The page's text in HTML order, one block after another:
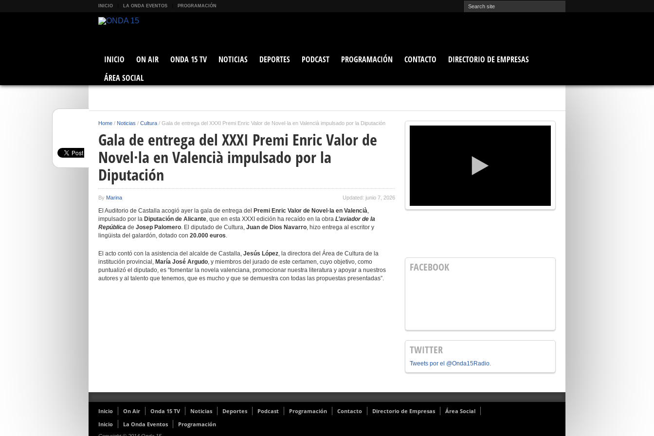
INICIO LA ONDA EVENTOS PROGRAMACIÓN
INICIO ON AIR ONDA 15 TV NOTICIAS DEPORTES PODCAST PROGRAMACIÓN CONTACTO
DIRECTORIO DE EMPRESAS
ÁREA SOCIAL
Home / Noticias / Cultura / Gala de entrega del XXXI Premi Enric Valor de Novel·la en Valencià impulsado por la Diputación
Gala de entrega del XXXI Premi Enric Valor de
Novel·la en Valencià impulsado por la
Diputación
By Marina Updated: junio 7, 2026
El Auditorio de Castalla acogió ayer la gala de entrega del Premi Enric Valor de Novel·la en Valencià,
impulsado por la Diputación de Alicante, que en esta XXXI edición ha recaído en la obra L’aviador de la
República de Josep Palomero. El diputado de Cultura, Juan de Dios Navarro, hizo entrega al escritor y
lingüista del galardón, dotado con 20.000 euros.
El acto contó con la asistencia del alcalde de Castalla, Jesús López, la directora del Área de Cultura de la
institución provincial, María José Argudo, y miembros del jurado de este certamen, cuyo objetivo, como
puntualizó el diputado, es “fomentar la novela valenciana, promocionar nuestra literatura y apoyar a nuestros
autores y al talento que tenemos, que es mucho y que se demuestra con todas las propuestas presentadas”.
FACEBOOK
TWITTER
Tweets por el @Onda15Radio.
Inicio On Air Onda 15 TV Noticias Deportes Podcast Programación Contacto Directorio de Empresas
Área Social
Inicio
La Onda Eventos Programación